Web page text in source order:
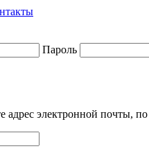
Пароль
адрес электронной